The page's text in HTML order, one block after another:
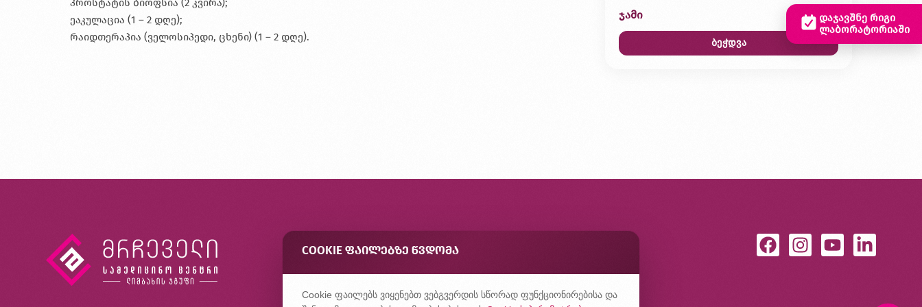
პროსტატის ბიოფსია (2 კვირა);
ეაკულაცია (1 – 2 დღე);
რაიდთერაპია (ველოსიპედი, ცხენი) (1 – 2 დღე).
ჯამი 0,00 ₾
ბეჭდვა
ხშირად დასმული კითხვები
კონფიდენციალურობის პოლიტიკა
დაჯავშნე რიგი
ლაბორატორიაში
COOKIE ᲤᲐᲘᲚᲔᲑᲖᲔ ᲬᲕᲓᲝᲛᲐ
Cookie ფაილებს ვიყენებთ ვებგვერდის სწორად ფუნქციონირებისა და